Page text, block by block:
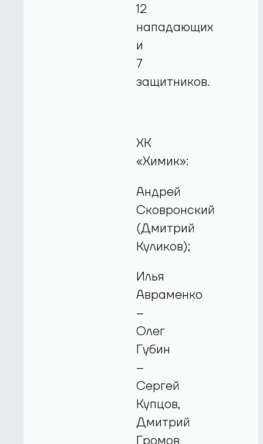
12
нападающих
и
7
защитников.
ХК
«Химик»:
Андрей
Сковронский
(Дмитрий
Куликов);
Илья
Авраменко
–
Олег
Губин
–
Сергей
Купцов,
Дмитрий